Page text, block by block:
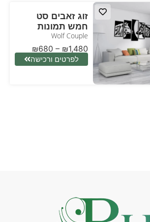
זוג זאבים סט
חמש תמונות
Wolf Couple
₪680 – ₪1,480
לפרטים ורכישה